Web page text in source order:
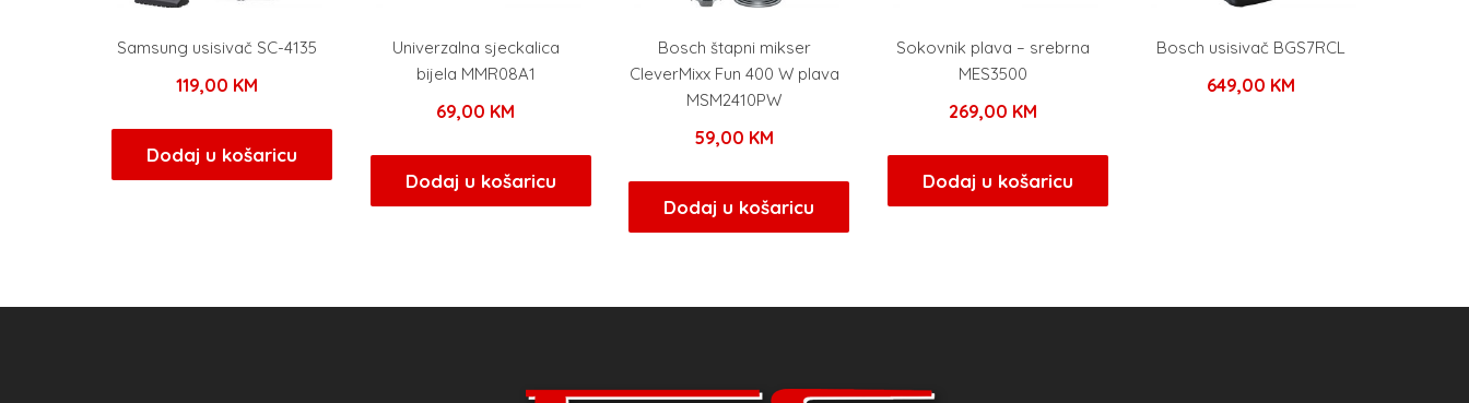
Samsung usisivač SC-4135
119,00 KM
Dodaj u košaricu
Univerzalna sjeckalica
bijela MMR08A1
69,00 KM
Dodaj u košaricu
Bosch štapni mikser
CleverMixx Fun 400 W plava
MSM2410PW
59,00 KM
Dodaj u košaricu
Sokovnik plava – srebrna
MES3500
269,00 KM
Dodaj u košaricu
Bosch usisivač BGS7RCL
649,00 KM